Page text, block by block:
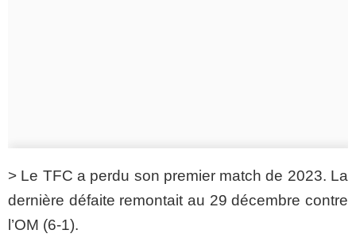
> Le TFC a perdu son premier match de 2023. La
dernière défaite remontait au 29 décembre contre
l’OM (6-1).